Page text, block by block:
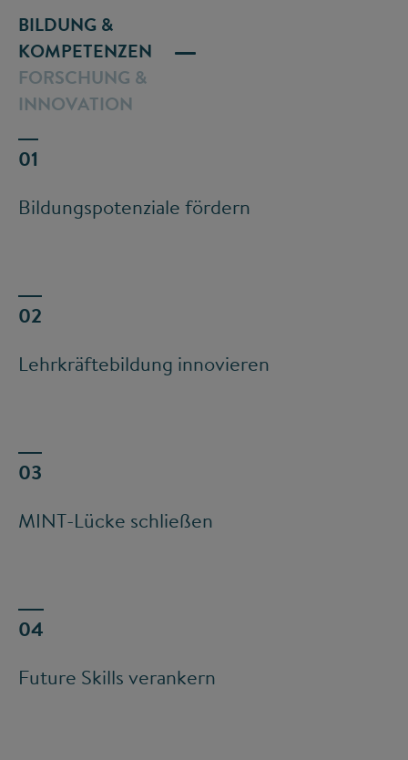
BILDUNG &
KOMPETENZEN
Bildungspotenziale fördern
Lehrkräftebildung innovieren
MINT-Lücke schließen
Future Skills verankern
FORSCHUNG &
INNOVATION